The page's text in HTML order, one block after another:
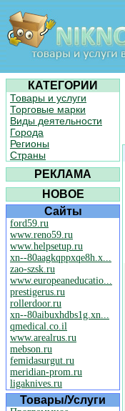
КАТЕГОРИИ
Товары и услуги
Торговые марки
Виды деятельности
Города
Регионы
Страны
РЕКЛАМА
НОВОЕ
Сайты
ford59.ru
www.reno59.ru
www.helpsetup.ru
xn--80aagkqppxqe8h.x...
zao-szsk.ru
www.europeaneducatio...
prestigerus.ru
rollerdoor.ru
xn--80aibuxhdbs1g.xn...
qmedical.co.il
www.arealrus.ru
mebson.ru
femidasurgut.ru
meridian-prom.ru
ligaknives.ru
Товары/Услуги